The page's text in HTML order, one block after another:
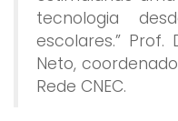
tecnologia
escolares.” Prof.
Neto,
Rede CNEC.